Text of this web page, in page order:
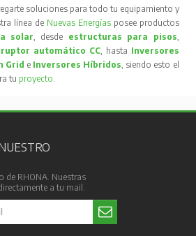
soluciones para todo tu equipamiento y
línea de Nuevas Energíasposee productos
solar, desde estructuras para pisos,
automático CC, hasta Inversores
Grid e Inversores Híbridos, siendo esto el
tu proyecto.
de RHONA. Nuestras
a tu mail.